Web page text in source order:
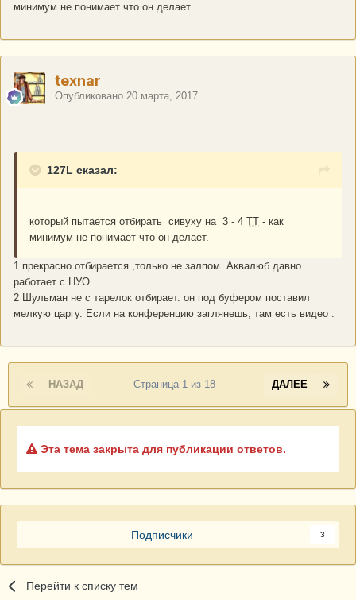
минимум не понимает что он делает.
texnar
Опубликовано 20 марта, 2017
127L сказал:
который пытается отбирать сивуху на 3 - 4 ТТ - как
минимум не понимает что он делает.
1 прекрасно отбирается ,только не залпом. Аквалюб давно
работает с НУО .
2 Шульман не с тарелок отбирает. он под буфером поставил
мелкую царгу. Если на конференцию заглянешь, там есть видео .
НАЗАД ДАЛЕЕ
Страница 1 из 18
Эта тема закрыта для публикации ответов.
Подписчики 3
Перейти к списку тем